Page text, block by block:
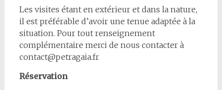
Les visites étant en extérieur et dans la nature,
il est préférable d’avoir une tenue adaptée à la
situation. Pour tout renseignement
complémentaire merci de nous contacter à
contact@petragaia.fr
Réservation